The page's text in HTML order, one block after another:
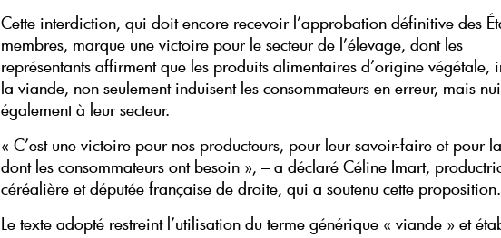
Cette interdiction, qui doit encore recevoir l’approbation définitive des
membres, marque une victoire pour le secteur de l’élevage, dont les
représentants affirment que les produits alimentaires d’origine végétale,
la viande, non seulement induisent les consommateurs en erreur, mais
également à leur secteur.
« C’est une victoire pour nos producteurs, pour leur savoir-faire et pour
dont les consommateurs ont besoin », – a déclaré Céline Imart,
céréalière et députée française de droite, qui a soutenu cette proposition.
Le texte adopté restreint l’utilisation du terme générique « viande » et